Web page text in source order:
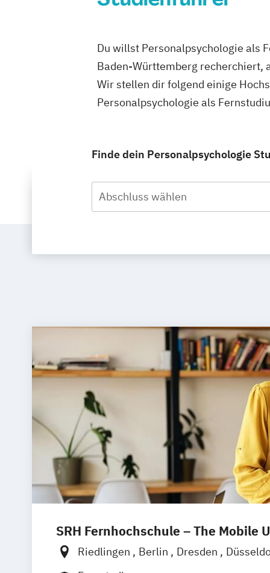
Du willst Personalpsychologie als
Baden-Württemberg recherchiert,
Wir stellen dir folgend einige
Personalpsychologie als
Finde dein Personalpsychologie
Abschluss wählen
SRH Fernhochschule – The Mobile
Riedlingen Berlin Dresden
Hannover